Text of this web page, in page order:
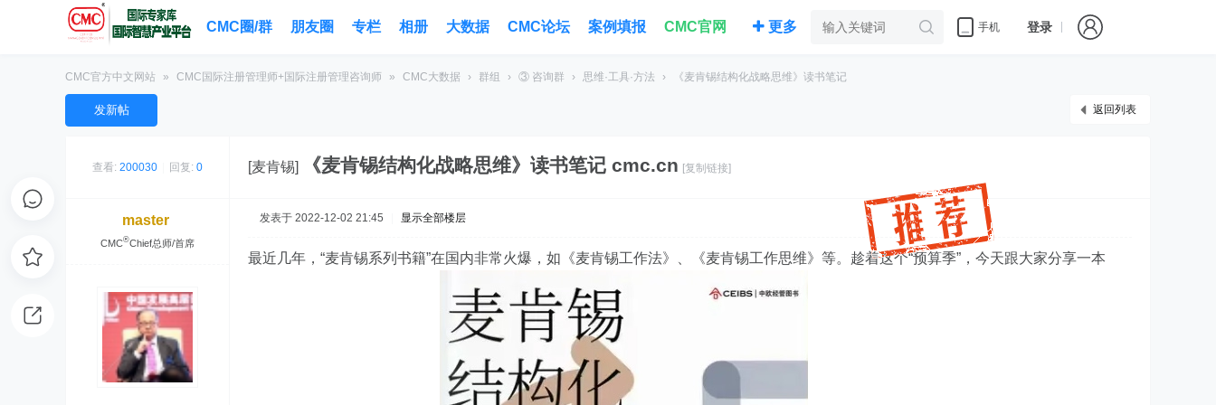
CMC圈/群 朋友圈 专栏 相册 大数据 CMC论坛 案例填报 CMC官网 更多 手机 登录
CMC官方中文网站 » CMC国际注册管理师+国际注册管理咨询师 » CMC大数据 › 群组 › ③ 咨询群 › 思维·工具·方法 › 《麦肯锡结构化战略思维》读书笔记
返回列表
发新帖
查看: 200030 回复: 0 [麦肯锡] 《麦肯锡结构化战略思维》读书笔记 cmc.cn [复制链接]
master
CMC®Chief总师/首席
发表于 2022-12-02 21:45 显示全部楼层
最近几年，“麦肯锡系列书籍”在国内非常火爆，如《麦肯锡工作法》、《麦肯锡工作思维》等。趁着这个“预算季”，今天跟大家分享一本